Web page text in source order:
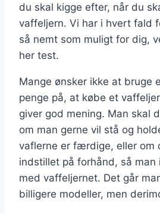
du skal kigge efter, når du
vaffeljern. Vi har i hvert fald
så nemt som muligt for dig,
her test.
Mange ønsker ikke at bruge
penge på, at købe et
giver god mening. Man skal
om man gerne vil stå og
vaflerne er færdige, eller om
indstillet på forhånd, så man
med vaffeljernet. Det går
billigere modeller, men